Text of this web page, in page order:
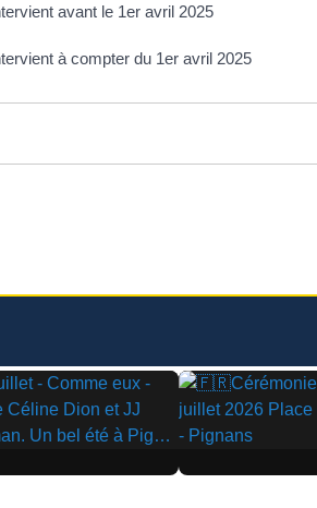
avant le 1er avril 2025
à compter du 1er avril 2025
▶